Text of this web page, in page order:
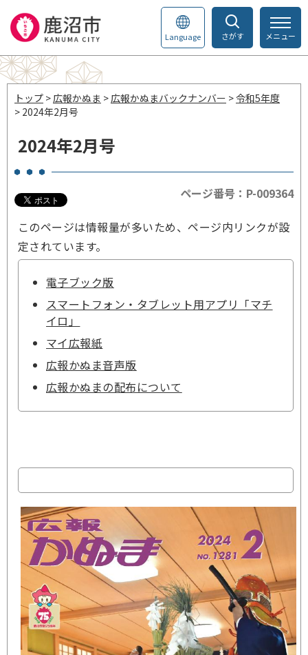
さがす
Language メニュー
トップ >広報かぬま >広報かぬまバックナンバー >令和5年度
> 2024年2月号
2024年2月号
ページ番号：P-009364
このページは情報量が多いため、ページ内リンクが設
定されています。
電子ブック版
スマートフォン・タブレット用アプリ「マチ
イロ」
マイ広報紙
広報かぬま音声版
広報かぬまの配布について